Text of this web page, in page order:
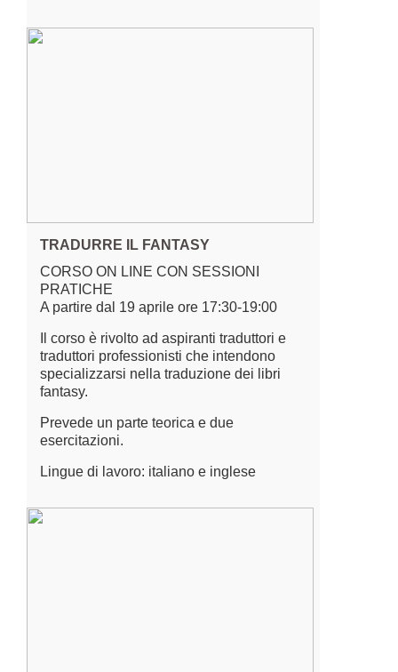
TRADURRE IL FANTASY
CORSO ON LINE CON SESSIONI
PRATICHE
A partire dal 19 aprile ore 17:30-19:00
Il corso è rivolto ad aspiranti traduttori e
traduttori professionisti che intendono
specializzarsi nella traduzione dei libri
fantasy.
Prevede un parte teorica e due
esercitazioni.
Lingue di lavoro: italiano e inglese